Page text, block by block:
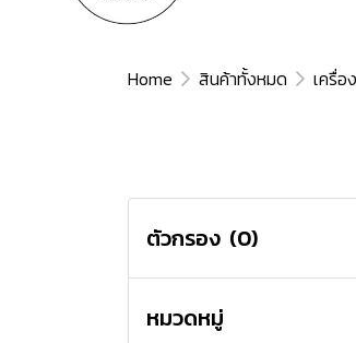
Home สินค้าทั้งหมด เครื่อ
ตัวกรอง (0)
หมวดหมู่